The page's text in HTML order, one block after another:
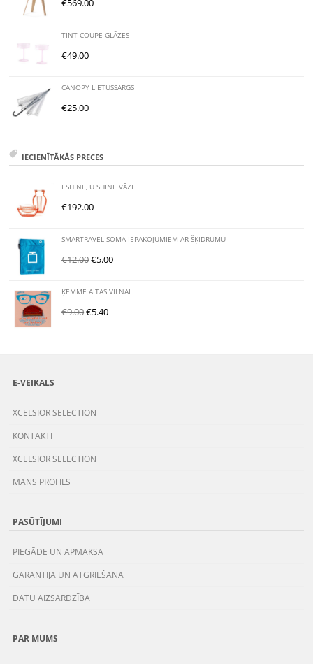
€569.00
TINT COUPE GLĀZES
€49.00
CANOPY LIETUSSARGS
€25.00
IECIENĪTĀKĀS PRECES
I SHINE, U SHINE VĀZE
€192.00
SMARTRAVEL SOMA IEPAKOJUMIEM AR ŠĶIDRUMU
€12.00€5.00
ĶEMME AITAS VILNAI
€9.00€5.40
E-VEIKALS
XCELSIOR SELECTION
KONTAKTI
XCELSIOR SELECTION
MANS PROFILS
PASŪTĪJUMI
PIEGĀDE UN APMAKSA
GARANTIJA UN ATGRIEŠANA
DATU AIZSARDZĪBA
PAR MUMS